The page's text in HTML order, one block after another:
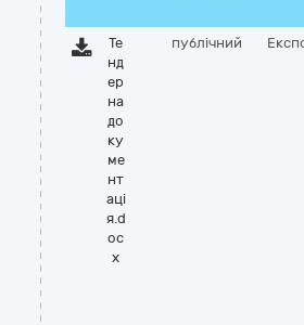
Те
нд
ер
на
до
ку
ме
нт
аці
я.d
oc
x
публічний